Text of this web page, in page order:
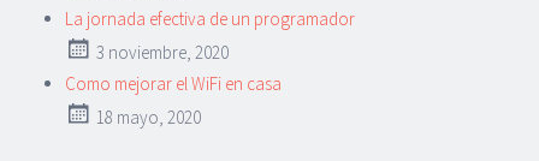
La jornada efectiva de un programador
3 noviembre, 2020
Como mejorar el WiFi en casa
18 mayo, 2020